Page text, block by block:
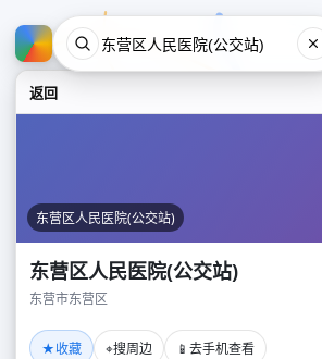
返回
东营区人民医院(公交站)
东营区人民医院(公交站)
东营市东营区
★收藏 ⌖搜周边 📱 去手机查看